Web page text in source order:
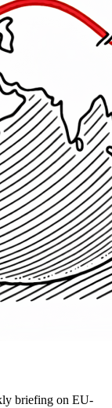
briefing on EU-